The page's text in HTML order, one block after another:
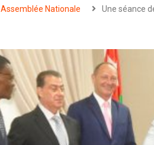
Assemblée Nationale Une séance